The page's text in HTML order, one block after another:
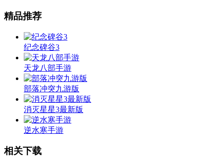
精品推荐
纪念碑谷3
天龙八部手游
部落冲突九游版
消灭星星3最新版
逆水寒手游
相关下载